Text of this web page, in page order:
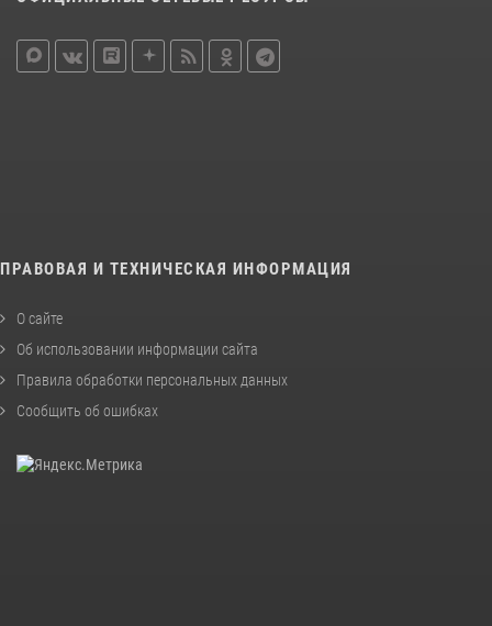
ПРАВОВАЯ И ТЕХНИЧЕСКАЯ ИНФОРМАЦИЯ
О сайте
Об использовании информации сайта
Правила обработки персональных данных
Сообщить об ошибках